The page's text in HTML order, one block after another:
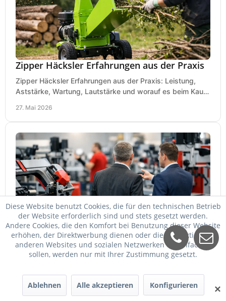
Zipper Häcksler Erfahrungen aus der Praxis
Zipper Häcksler Erfahrungen aus der Praxis: Leistung,
Aststärke, Wartung, Lautstärke und worauf es beim Kauf
27. Mai 2026
Holzmann Maschinen Ausstellung richtig
nutzen
Eine Holzmann Maschinen Ausstellung hilft bei Auswahl,
Maschinen relevant sind und was zählt.
25. Mai 2026
✕
Diese Website benutzt Cookies, die für den technischen Betrieb
der Website erforderlich sind und stets gesetzt werden.
Andere Cookies, die den Komfort bei Benutzung dieser Website
erhöhen, der Direktwerbung dienen oder die Interaktion mit
anderen Websites und sozialen Netzwerken vereinfachen
sollen, werden nur mit Ihrer Zustimmung gesetzt.
Ablehnen Alle akzeptieren Konfigurieren